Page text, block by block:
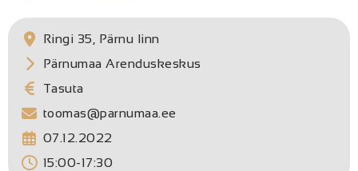
Ringi 35, Pärnu linn
Pärnumaa Arenduskeskus
Tasuta
toomas@parnumaa.ee
07.12.2022
15:00-17:30